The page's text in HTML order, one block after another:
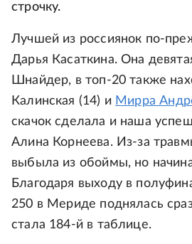
строчку.
Лучшей из россиянок по-
Дарья Касаткина. Она
Шнайдер, в топ-20 также
Калинская (14) и Мирра
скачок сделала и наша
Алина Корнеева. Из-за
выбыла из обоймы, но
Благодаря выходу в
250 в Мериде поднялась
стала 184-й в таблице.